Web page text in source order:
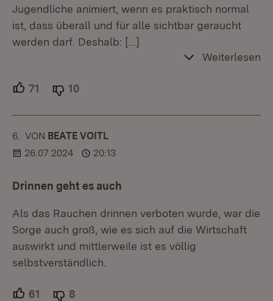
Jugendliche animiert, wenn es praktisch normal
ist, dass überall und für alle sichtbar geraucht
werden darf. Deshalb: […]
Weiterlesen
71 Unterstützer.
10
6. KOMMENTAR
VON :BEATE VOITL
26.07.2024
20:13
Drinnen geht es auch
Als das Rauchen drinnen verboten wurde, war die
Sorge auch groß, wie es sich auf die Wirtschaft
auswirkt und mittlerweile ist es völlig
selbstverständlich.
61 Unterstützer.
8